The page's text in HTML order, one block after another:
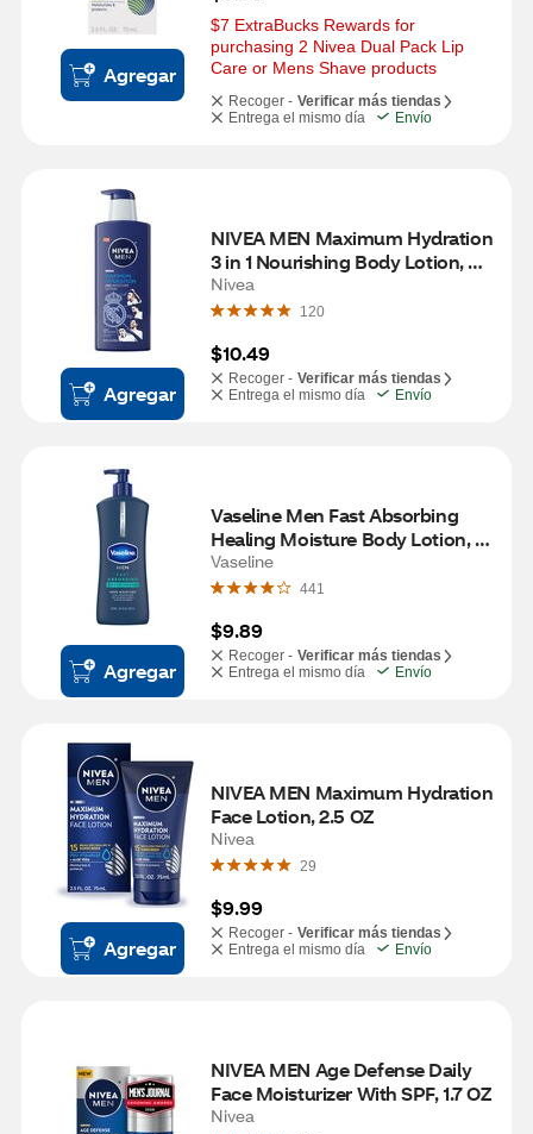
Agregar
$7 ExtraBucks Rewards for
purchasing 2 Nivea Dual Pack Lip
Care or Mens Shave products
Recoger - Verificar más tiendas
Entrega el mismo día
Envío
Agregar
NIVEA MEN Maximum Hydration
3 in 1 Nourishing Body Lotion,
16.9 OZ
Nivea
120
$10.49
Recoger - Verificar más tiendas
Entrega el mismo día
Envío
Agregar
Vaseline Men Fast Absorbing
Healing Moisture Body Lotion,
20.3 OZ
Vaseline
441
$9.89
Recoger - Verificar más tiendas
Entrega el mismo día
Envío
Agregar
NIVEA MEN Maximum Hydration
Face Lotion, 2.5 OZ
Nivea
29
$9.99
Recoger - Verificar más tiendas
Entrega el mismo día
Envío
NIVEA MEN Age Defense Daily
Face Moisturizer With SPF, 1.7 OZ
Nivea